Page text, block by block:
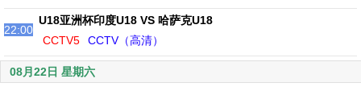
22:00
U18亚洲杯印度U18 VS 哈萨克U18
CCTV5
CCTV（高清）
08月22日 星期六